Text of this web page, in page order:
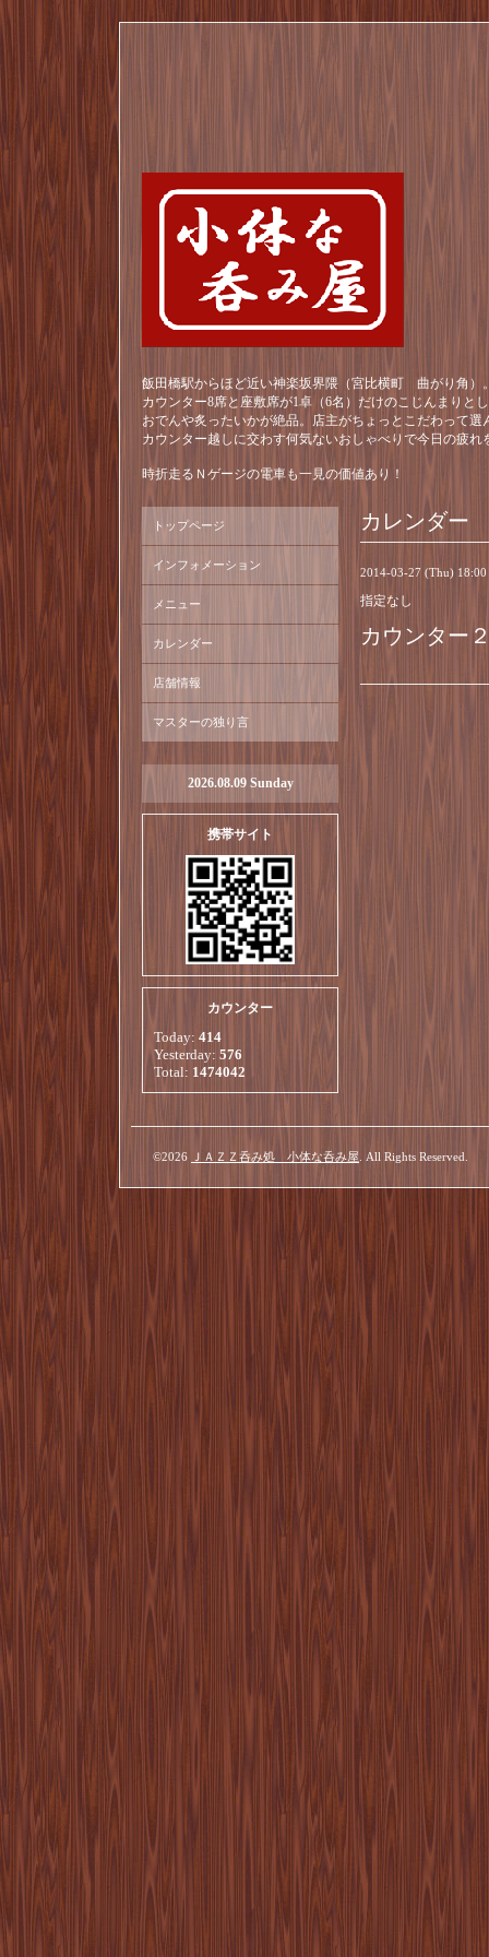
飯田橋駅からほど近い神楽坂界隈（宮比横町 曲がり角）
カウンター8席と座敷席が1卓（6名）だけのこじんまりと
おでんや炙ったいかが絶品。店主がちょっとこだわって
カウンター越しに交わす何気ないおしゃべりで今日の疲れ
時折走るＮゲージの電車も一見の価値あり！
カレンダー
2014-03-27 (Thu) 18:00
指定なし
カウンター
トップページ
インフォメーション
メニュー
カレンダー
店舗情報
マスターの独り言
2026.08.09 Sunday
携帯サイト
カウンター
Today: 414
Yesterday: 576
Total: 1474042
©2026 ＪＡＺＺ呑み処 小体な呑み屋 . All Rights Reserved.